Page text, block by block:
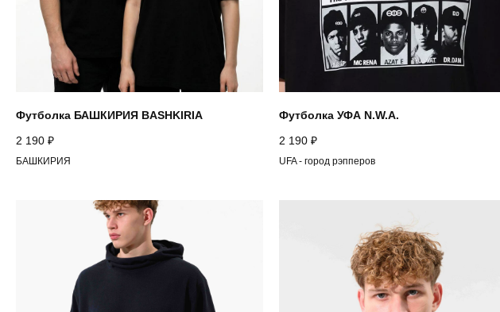
Футболка БАШКИРИЯ BASHKIRIA
2 190 ₽
БАШКИРИЯ
Футболка УФА N.W.A.
2 190 ₽
UFA - город рэпперов